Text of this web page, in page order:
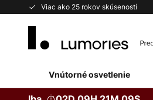
Viac ako 25 rokov skúseností
Skip
Vnútorné osvetlenie